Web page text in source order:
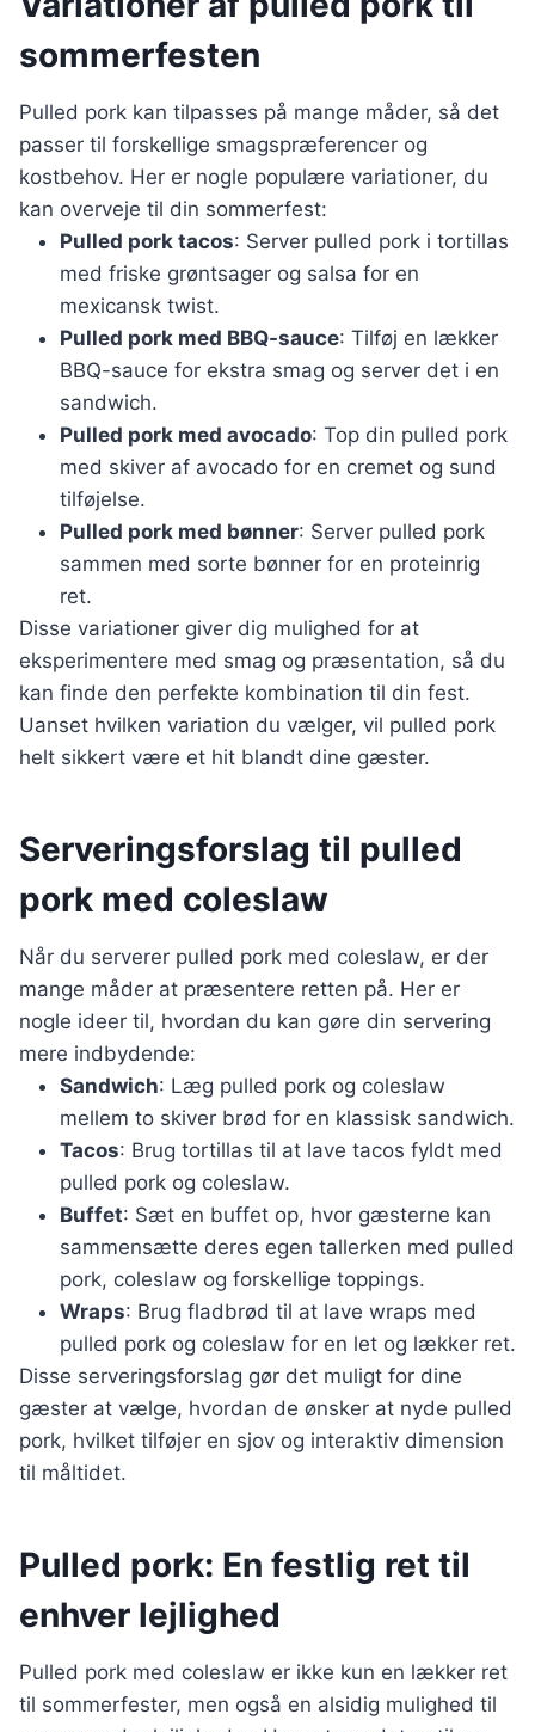
sommerfesten
Pulled pork kan tilpasses på mange måder, så det
passer til forskellige smagspræferencer og
kostbehov. Her er nogle populære variationer, du
kan overveje til din sommerfest:
Pulled pork tacos: Server pulled pork i tortillas
med friske grøntsager og salsa for en
mexicansk twist.
Pulled pork med BBQ-sauce: Tilføj en lækker
BBQ-sauce for ekstra smag og server det i en
sandwich.
Pulled pork med avocado: Top din pulled pork
med skiver af avocado for en cremet og sund
tilføjelse.
Pulled pork med bønner: Server pulled pork
sammen med sorte bønner for en proteinrig
ret.
Disse variationer giver dig mulighed for at
eksperimentere med smag og præsentation, så du
kan finde den perfekte kombination til din fest.
Uanset hvilken variation du vælger, vil pulled pork
helt sikkert være et hit blandt dine gæster.
Serveringsforslag til pulled
pork med coleslaw
Når du serverer pulled pork med coleslaw, er der
mange måder at præsentere retten på. Her er
nogle ideer til, hvordan du kan gøre din servering
mere indbydende:
Sandwich: Læg pulled pork og coleslaw
mellem to skiver brød for en klassisk sandwich.
Tacos: Brug tortillas til at lave tacos fyldt med
pulled pork og coleslaw.
Buffet: Sæt en buffet op, hvor gæsterne kan
sammensætte deres egen tallerken med pulled
pork, coleslaw og forskellige toppings.
Wraps: Brug fladbrød til at lave wraps med
pulled pork og coleslaw for en let og lækker ret.
Disse serveringsforslag gør det muligt for dine
gæster at vælge, hvordan de ønsker at nyde pulled
pork, hvilket tilføjer en sjov og interaktiv dimension
til måltidet.
Pulled pork: En festlig ret til
enhver lejlighed
Pulled pork med coleslaw er ikke kun en lækker ret
til sommerfester, men også en alsidig mulighed til